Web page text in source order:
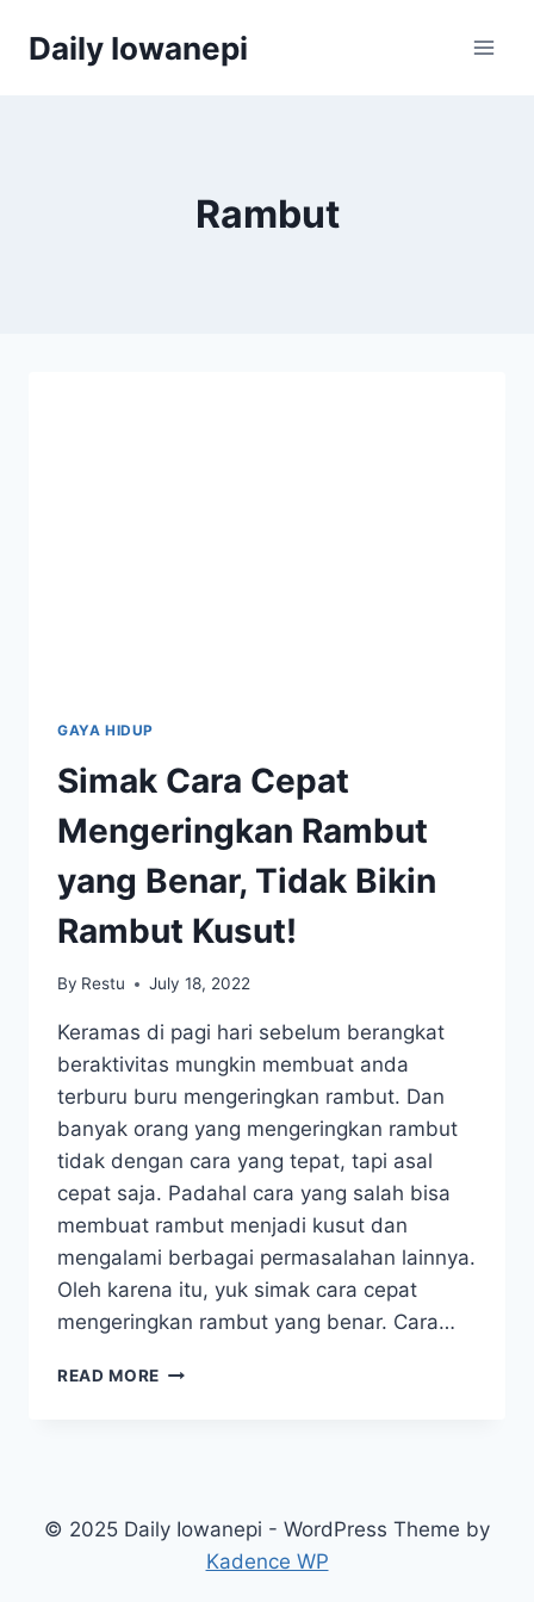
Daily Iowanepi
Rambut
GAYA HIDUP
Simak Cara Cepat
Mengeringkan Rambut
yang Benar, Tidak Bikin
Rambut Kusut!
By Restu July 18, 2022
Keramas di pagi hari sebelum berangkat
beraktivitas mungkin membuat anda
terburu buru mengeringkan rambut. Dan
banyak orang yang mengeringkan rambut
tidak dengan cara yang tepat, tapi asal
cepat saja. Padahal cara yang salah bisa
membuat rambut menjadi kusut dan
mengalami berbagai permasalahan lainnya.
Oleh karena itu, yuk simak cara cepat
mengeringkan rambut yang benar. Cara…
READ MORE SIMAK
BENAR,
TIDAK
BIKIN
© 2025 Daily Iowanepi - WordPress Theme by
Kadence WP